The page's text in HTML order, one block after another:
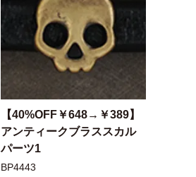
【40%OFF￥648→￥389】
アンティークブラススカル
パーツ1
BP4443